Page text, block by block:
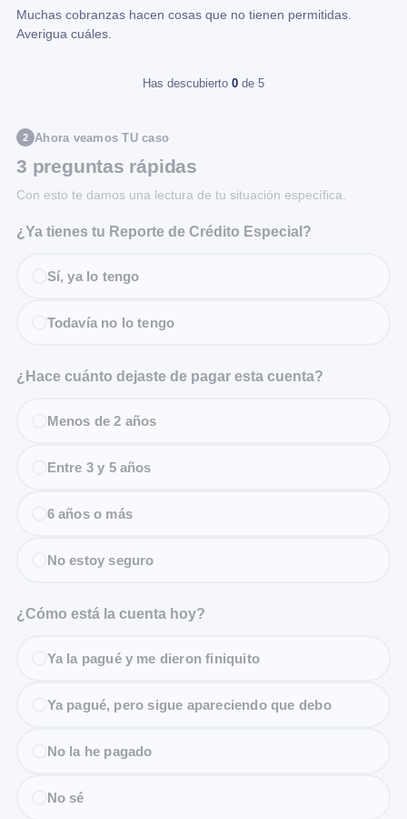
Muchas cobranzas hacen cosas que no tienen permitidas.
Averigua cuáles.
Has descubierto 0 de 5
2 Ahora veamos TU caso
3 preguntas rápidas
Con esto te damos una lectura de tu situación específica.
¿Ya tienes tu Reporte de Crédito Especial?
Sí, ya lo tengo
Todavía no lo tengo
¿Hace cuánto dejaste de pagar esta cuenta?
Menos de 2 años
Entre 3 y 5 años
6 años o más
No estoy seguro
¿Cómo está la cuenta hoy?
Ya la pagué y me dieron finiquito
Ya pagué, pero sigue apareciendo que debo
No la he pagado
No sé